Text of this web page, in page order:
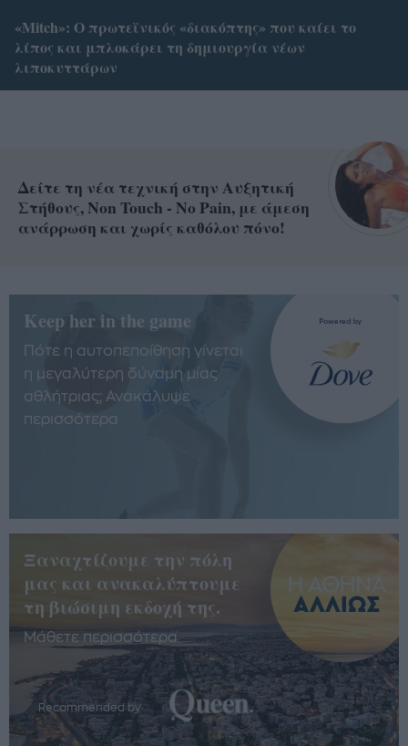
«Mitch»: Ο πρωτεϊνικός «διακόπτης» που καίει το
λίπος και μπλοκάρει τη δημιουργία νέων
λιποκυττάρων
Δείτε τη νέα τεχνική στην Αυξητική
Στήθους, Non Touch - No Pain, με άμεση
ανάρρωση και χωρίς καθόλου πόνο!
Keep her in the game
Πότε η αυτοπεποίθηση γίνεται
η μεγαλύτερη δύναμη μίας
αθλήτριας; Ανακάλυψε
περισσότερα
Ξαναχτίζουμε την πόλη
μας και ανακαλύπτουμε
τη βιώσιμη εκδοχή της.
Μάθετε περισσότερα
Recommended by